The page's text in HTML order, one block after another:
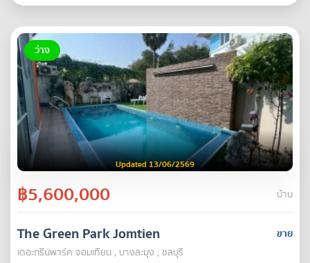
ว่าง
Updated 13/06/2569
฿5,600,000 บ้าน
ขาย
The Green Park Jomtien
เดอะกรีนพาร์ค จอมเทียน , บางละมุง , ชลบุรี